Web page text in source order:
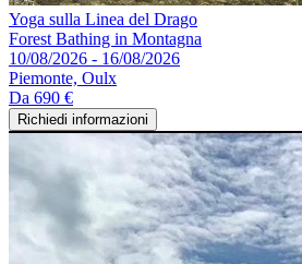
Yoga sulla Linea del Drago
Forest Bathing in Montagna
10/08/2026 - 16/08/2026
Piemonte, Oulx
Da 690 €
Richiedi informazioni